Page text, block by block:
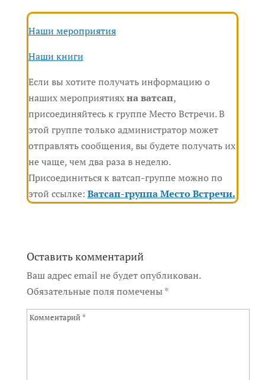
Наши мероприятия
Наши книги
Если вы хотите получать информацию о
наших мероприятияхна ватсап,
присоединяйтесь к группе Место Встречи. В
этой группе только администратор может
отправлять сообщения, вы будете получать их
не чаще, чем два раза в неделю.
Присоединиться к ватсап-группе можно по
этой ссылке: Ватсап-группа Место Встречи.
Оставить комментарий
Ваш адрес email не будет опубликован.
Обязательные поля помечены*